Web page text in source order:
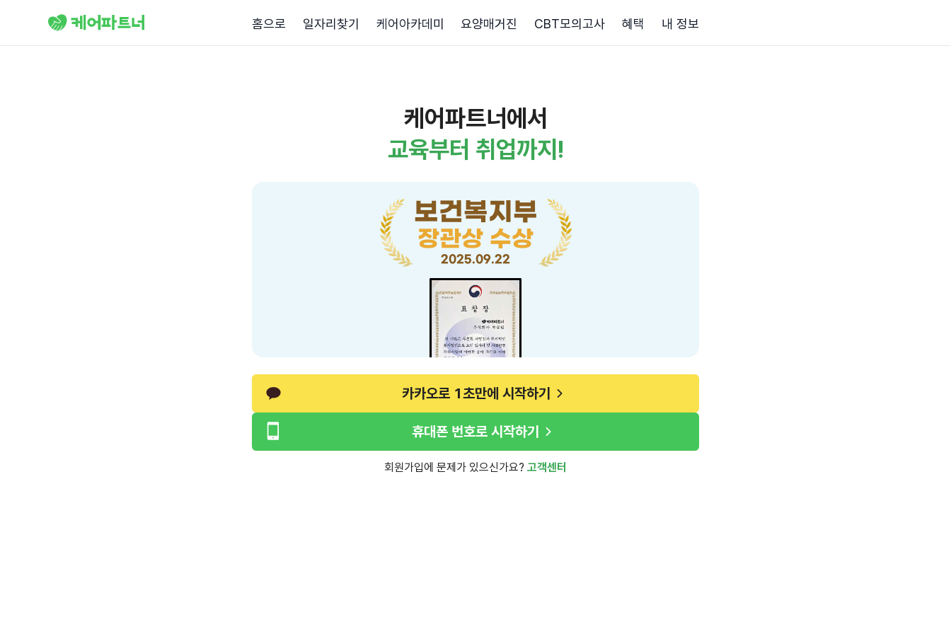
홈으로 일자리찾기 케어아카데미 요양매거진 CBT모의고사 혜택 내 정보
케어파트너에서
교육부터 취업까지!
보건복지부
장관상 수상
2025.09.22
카카오로 1초만에 시작하기
휴대폰 번호로 시작하기
회원가입에 문제가 있으신가요? 고객센터